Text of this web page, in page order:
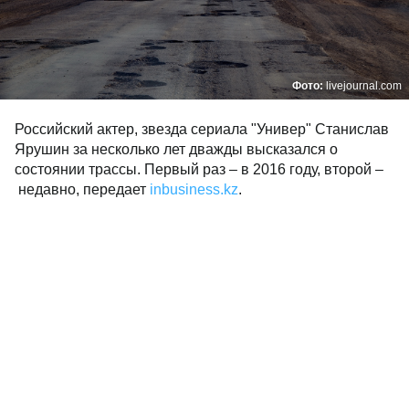
Фото:livejournal.com
Российский актер, звезда сериала "Универ" Станислав
Ярушин за несколько лет дважды высказался о
состоянии трассы. Первый раз – в 2016 году, второй –
недавно, передает inbusiness.kz.